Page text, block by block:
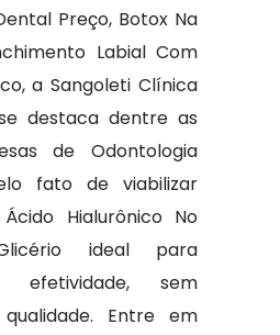
Preço, Botox Na
Labial Com
a Sangoleti Clínica
destaca dentre as
de Odontologia
fato de viabilizar
Hialurônico No
ideal para
efetividade, sem
Entre em